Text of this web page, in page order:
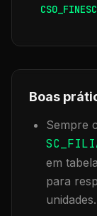
CS0_FINESC
Boas
Sempre
em
para
unidades.